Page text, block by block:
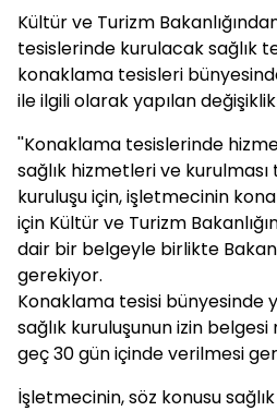
Kültür ve Turizm
tesislerinde kurulacak sağlık
konaklama tesisleri
ile ilgili olarak yapılan
''Konaklama tesislerinde
sağlık hizmetleri ve
kuruluşu için, işletmecinin
için Kültür ve Turizm
dair bir belgeyle birlikte
gerekiyor.
Konaklama tesisi bünyesinde
sağlık kuruluşunun izin
geç 30 gün içinde verilmesi
İşletmecinin, söz konusu